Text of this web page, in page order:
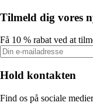
Tilmeld dig vores
Få 10 % rabat ved at
Hold kontakten
Find os på sociale medier